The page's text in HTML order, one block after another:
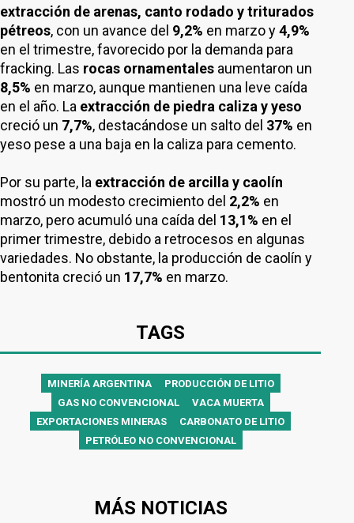
extracción de arenas, canto rodado y triturados
pétreos, con un avance del 9,2% en marzo y4,9%
en el trimestre, favorecido por la demanda para
fracking. Las rocas ornamentales aumentaron un
8,5% en marzo, aunque mantienen una leve caída
en el año. La extracción de piedra caliza y yeso
creció un 7,7%, destacándose un salto del 37% en
yeso pese a una baja en la caliza para cemento.
Por su parte, la extracción de arcilla y caolín
mostró un modesto crecimiento del 2,2% en
marzo, pero acumuló una caída del 13,1% en el
primer trimestre, debido a retrocesos en algunas
variedades. No obstante, la producción de caolín y
bentonita creció un 17,7% en marzo.
TAGS
MINERÍA ARGENTINA
PRODUCCIÓN DE LITIO
GAS NO CONVENCIONAL
VACA MUERTA
EXPORTACIONES MINERAS
CARBONATO DE LITIO
PETRÓLEO NO CONVENCIONAL
MÁS NOTICIAS